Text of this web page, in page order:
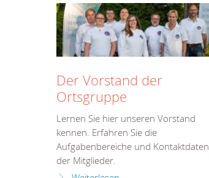
Der Vorstand der
Ortsgruppe
Lernen Sie hier unseren Vorstand
kennen. Erfahren Sie die
Aufgabenbereiche und Kontaktdaten
der Mitglieder.